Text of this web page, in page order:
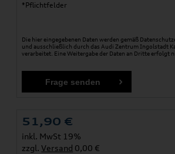
*Pflichtfelder
Die hier eingegebenen Daten werden gemäß
und ausschließlich durch das Audi Zentrum Ingolstadt
verarbeitet. Eine Weitergabe der Daten an Dritte erfolgt
51,90 €
inkl. MwSt 19%
zzgl.Versand 0,00 €